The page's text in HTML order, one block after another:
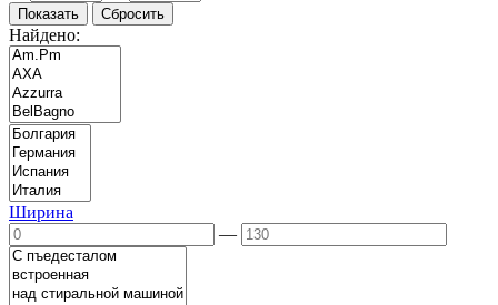
Найдено:
Ширина
—